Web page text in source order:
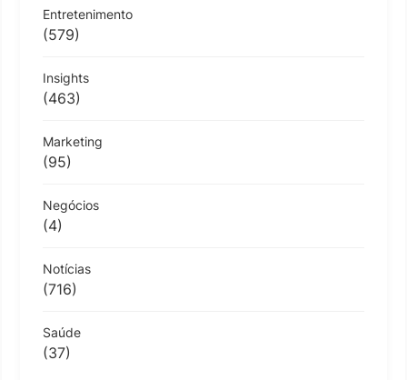
Entretenimento
(579)
Insights
(463)
Marketing
(95)
Negócios
(4)
Notícias
(716)
Saúde
(37)